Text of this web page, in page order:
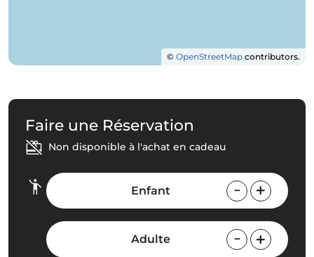
© OpenStreetMap contributors.
Faire une Réservation
Non disponible à l'achat en cadeau
Enfant
Adulte